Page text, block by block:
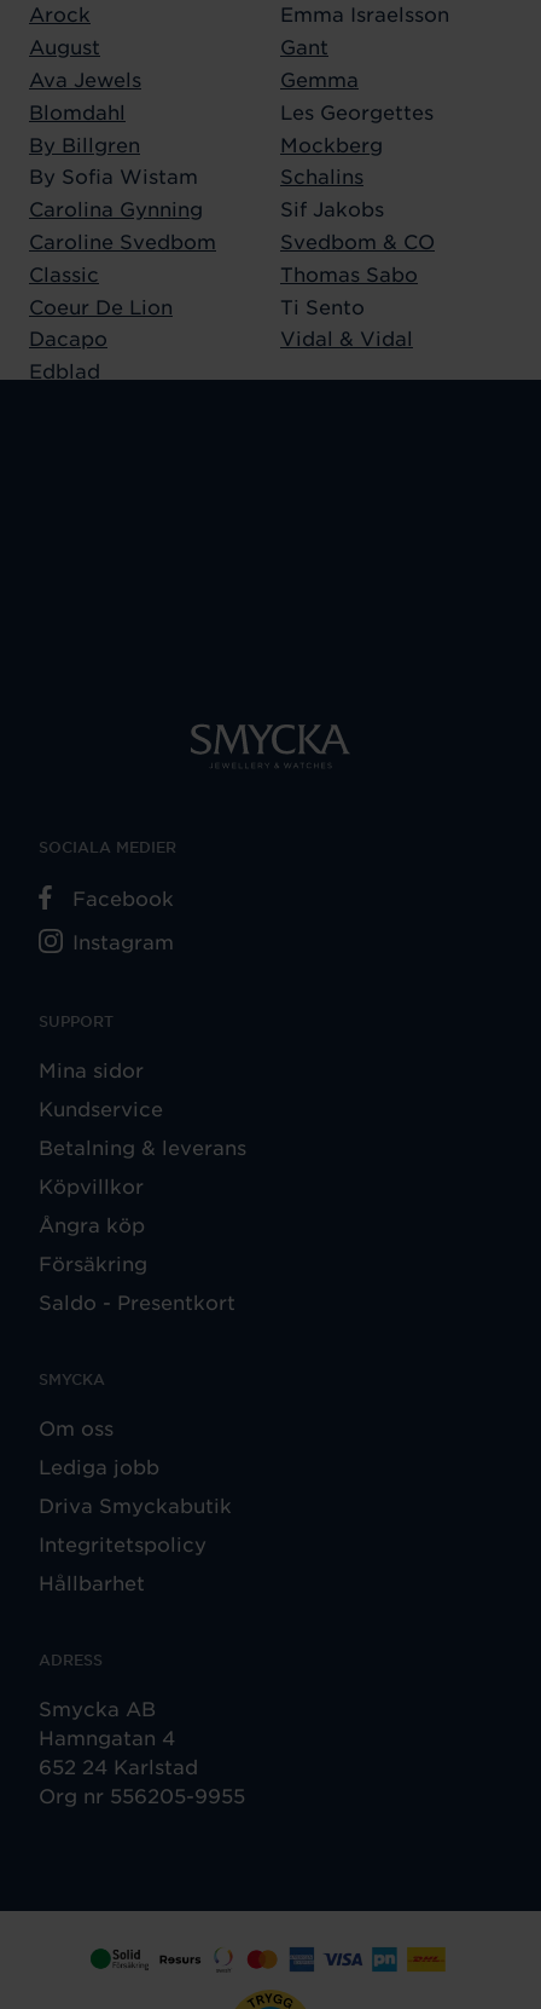
Arock
August
Ava Jewels
Blomdahl
By Billgren
By Sofia Wistam
Carolina Gynning
Caroline Svedbom
Classic
Coeur De Lion
Dacapo
Edblad
Emma Israelsson
Gant
Gemma
Les Georgettes
Mockberg
Schalins
Sif Jakobs
Svedbom & CO
Thomas Sabo
Ti Sento
Vidal & Vidal
SUPPORT
Mina sidor
Kundservice
Betalning & leverans
Köpvillkor
Ångra köp
Försäkring
Saldo - Presentkort
SMYCKA
Om oss
Lediga jobb
Driva Smyckabutik
Integritetspolicy
Hållbarhet
ADRESS
Smycka AB
Hamngatan 4
652 24 Karlstad
Org nr 556205-9955
SOCIALA MEDIER
Facebook
Instagram